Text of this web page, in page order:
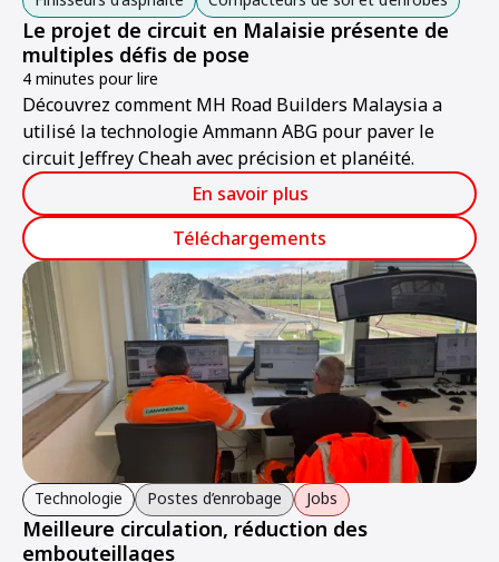
Le projet de circuit en Malaisie présente de
multiples défis de pose
4 minutes pour lire
Découvrez comment MH Road Builders Malaysia a
utilisé la technologie Ammann ABG pour paver le
circuit Jeffrey Cheah avec précision et planéité.
En savoir plus
Téléchargements
Technologie Postes d’enrobage Jobs
Meilleure circulation, réduction des
embouteillages